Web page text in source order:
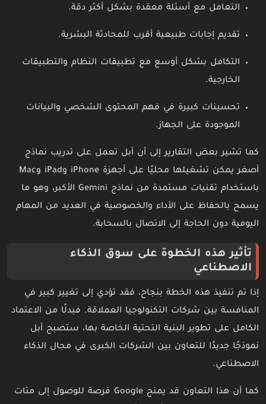
التعامل مع أسئلة معقدة بشكل أكثر دقة.
تقديم إجابات طبيعية أقرب للمحادثة البشرية.
التكامل بشكل أوسع مع تطبيقات النظام والتطبيقات
الخارجية.
تحسينات كبيرة في فهم المحتوى الشخصي والبيانات
الموجودة على الجهاز.
كما تشير بعض التقارير إلى أن أبل تعمل على تدريب نماذج
أصغر يمكن تشغيلها محليًا على أجهزة iPhone وiPad وMac
باستخدام تقنيات مستمدة من نماذج Gemini الأكبر، وهو ما
يسمح بالحفاظ على الأداء والخصوصية في العديد من المهام
اليومية دون الحاجة إلى الاتصال بالسحابة.
تأثير هذه الخطوة على سوق الذكاء
الاصطناعي
إذا تم تنفيذ هذه الخطة بنجاح، فقد تؤدي إلى تغيير كبير في
المنافسة بين شركات التكنولوجيا العملاقة. فبدلًا من الاعتماد
الكامل على تطوير البنية التحتية الخاصة بها، ستصبح أبل
نموذجًا جديدًا للتعاون بين الشركات الكبرى في مجال الذكاء
الاصطناعي.
كما أن هذا التعاون قد يمنح Google فرصة للوصول إلى مئات